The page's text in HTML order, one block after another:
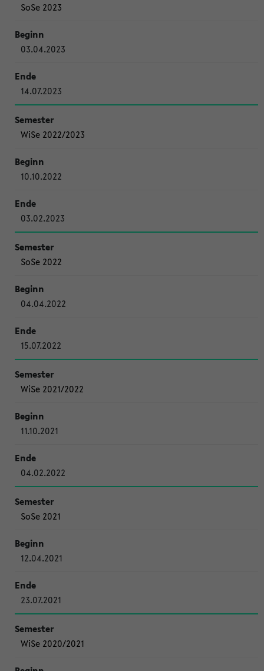
SoSe 2023
03.04.2023
14.07.2023
WiSe 2022/2023
10.10.2022
03.02.2023
SoSe 2022
04.04.2022
15.07.2022
WiSe 2021/2022
11.10.2021
04.02.2022
SoSe 2021
12.04.2021
23.07.2021
WiSe 2020/2021